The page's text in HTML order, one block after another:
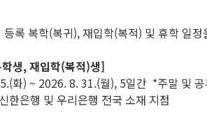
록 복학(복귀), 재입학(복적) 및 휴학 일
생, 재입학(복적)생]
화) ~ 2026. 8. 31.(월), 5일간 *주말 및
한은행 및 우리은행 전국 소재 지점